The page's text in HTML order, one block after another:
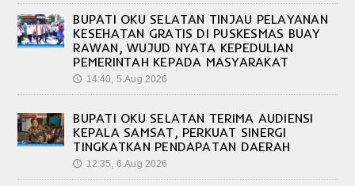
BUPATI OKU SELATAN TINJAU PELAYANAN
KESEHATAN GRATIS DI PUSKESMAS BUAY
RAWAN, WUJUD NYATA KEPEDULIAN
PEMERINTAH KEPADA MASYARAKAT
🕔 14:40, 5.Aug 2026
BUPATI OKU SELATAN TERIMA AUDIENSI
KEPALA SAMSAT, PERKUAT SINERGI
TINGKATKAN PENDAPATAN DAERAH
🕔 12:35, 6.Aug 2026